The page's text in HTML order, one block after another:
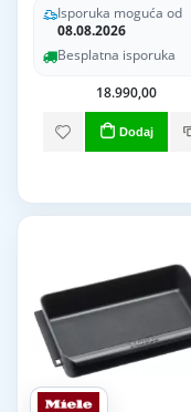
Isporuka moguća od
08.08.2026
Besplatna isporuka
18.990,00
Dodaj